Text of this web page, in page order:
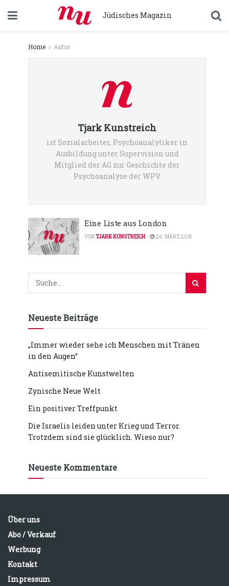
Jüdisches Magazin
Home Autor
Tjark Kunstreich
ist Sozialarbeiter, Psychoanalytiker in
Ausbildung unter Supervision und
Mitglied der AG zur Geschichte der
Psychoanalyse der WPV.
Eine Liste aus London
VONTJARK KUNSTREICH 26. MÄRZ 2015
Neueste Beiträge
„Immer wieder sehe ich Menschen mit Tränen
in den Augen“
Antisemitische Kunstwelten
Zynische Neue Welt
Ein positiver Treffpunkt
Die Israelis leiden unter Krieg und Terror.
Trotzdem sind sie glücklich. Wieso nur?
Neueste Kommentare
Über uns
Abo / Verkauf
Werbung
Kontakt
Impressum